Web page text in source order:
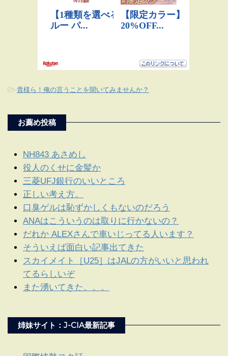
-貴様ら！俺の言うことを聞いてみませんか？
お薦め投稿
NH843 あさめし
役人のくせに金髪か
三菱UFJ銀行のいいところ
正しい考え方。
口臭ゲルは恥ずかしくもないのだろう
ANAはこういうのは取りに行かないの？
だれか ALEXさんで車いじってる人います？
そういえば面白い記事出てきた
スカイメイト［U25］はJALの方がいいと思われ
てるらしいぞ
また湧いてきた。。。
姉妹サイト：J-CIA最新記事